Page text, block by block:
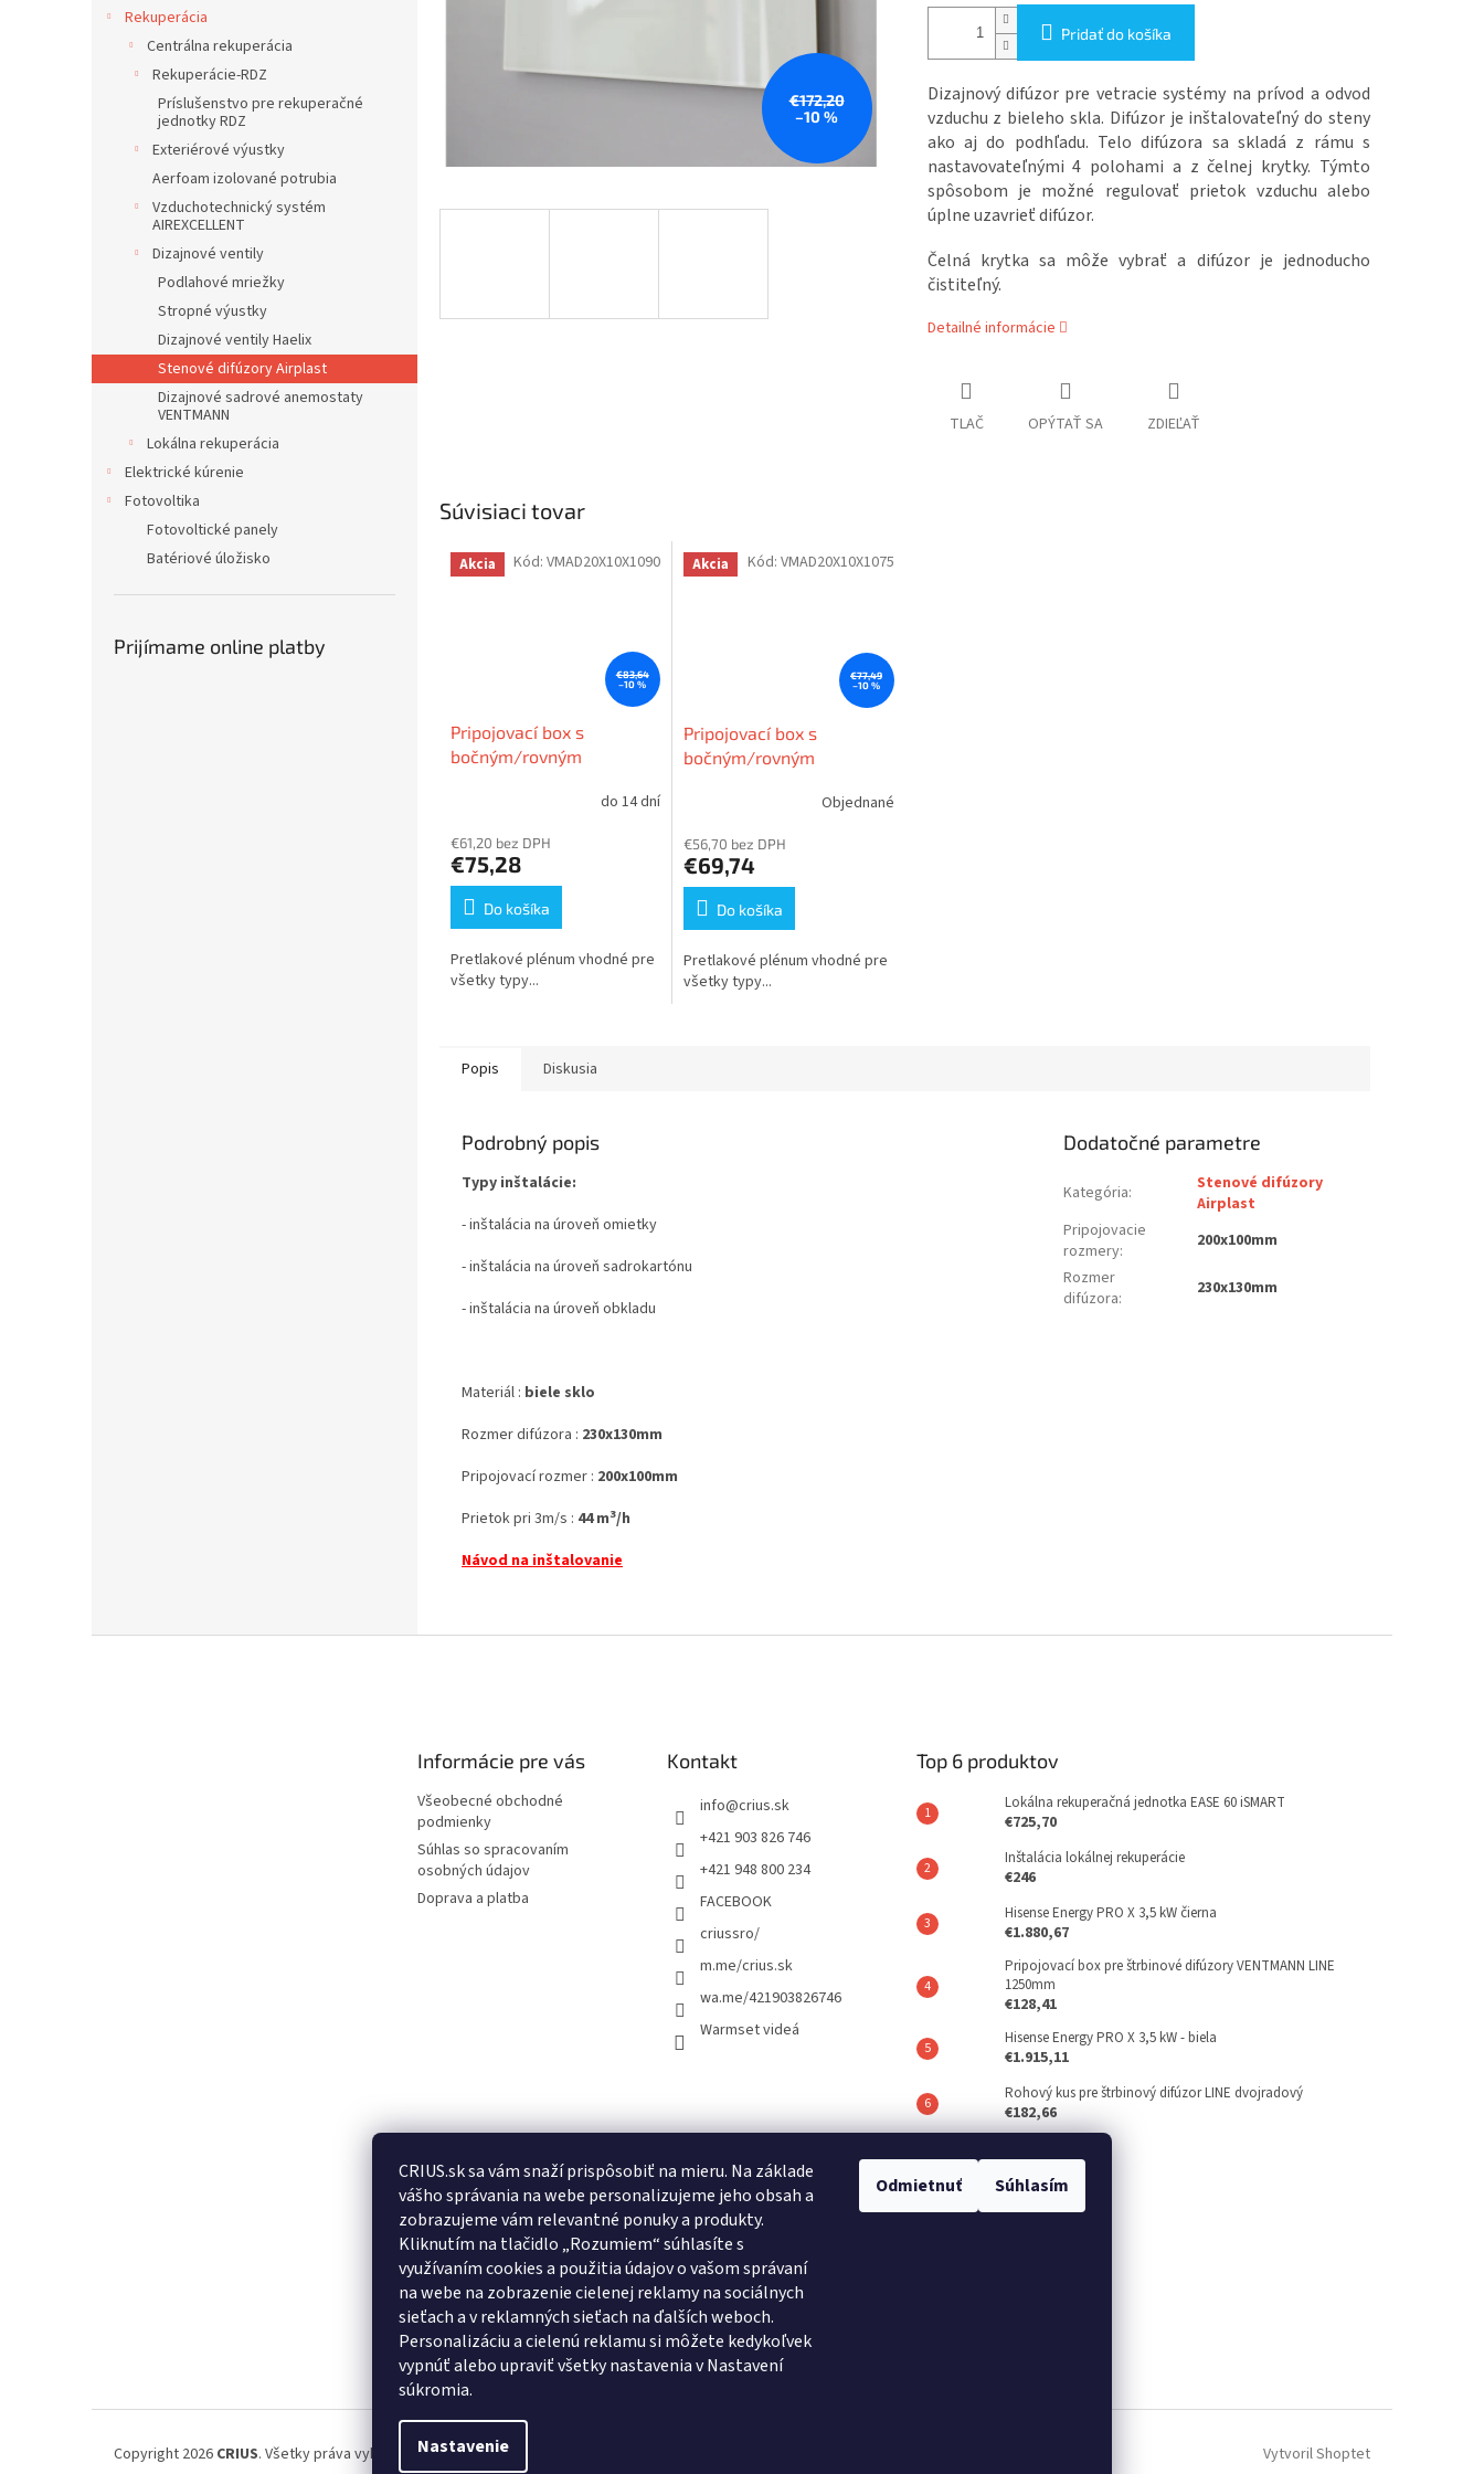
CRIUS.sk sa vám snaží prispôsobiť na mieru. Na základe
vášho správania na webe personalizujeme jeho obsah a
zobrazujeme vám relevantné ponuky a produkty.
Kliknutím na tlačidlo „Rozumiem“ súhlasíte s
využívaním cookies a použitia údajov o vašom správaní
na webe na zobrazenie cielenej reklamy na sociálnych
sieťach a v reklamných sieťach na ďalších weboch.
Personalizáciu a cielenú reklamu si môžete kedykoľvek
vypnúť alebo upraviť všetky nastavenia v Nastavení
súkromia.
Nastavenie
Odmietnuť Súhlasím
Rekuperácia
Centrálna rekuperácia
Rekuperácie-RDZ
Príslušenstvo pre rekuperačné
jednotky RDZ
Exteriérové výustky
Aerfoam izolované potrubia
Vzduchotechnický systém
AIREXCELLENT
Dizajnové ventily
Podlahové mriežky
Stropné výustky
Dizajnové ventily Haelix
Stenové difúzory Airplast
Dizajnové sadrové anemostaty
VENTMANN
Lokálna rekuperácia
Elektrické kúrenie
Fotovoltika
Fotovoltické panely
Batériové úložisko
Prijímame online platby
€172,20
–10 %
Pridať do košíka
Dizajnový difúzor pre vetracie systémy na prívod a odvod
vzduchu z bieleho skla. Difúzor je inštalovateľný do steny
ako aj do podhľadu. Telo difúzora sa skladá z rámu s
nastavovateľnými 4 polohami a z čelnej krytky. Týmto
spôsobom je možné regulovať prietok vzduchu alebo
úplne uzavrieť difúzor.
Čelná krytka sa môže vybrať a difúzor je jednoducho
čistiteľný.
Detailné informácie
TLAČ OPÝTAŤ SA ZDIEĽAŤ
Súvisiaci tovar
Akcia
€83,64
–10 %
Pripojovací box s
bočným/rovným
do 14 dní
€61,20 bez DPH
€75,28
Do košíka
Pretlakové plénum vhodné pre
všetky typy...
Kód: VMAD20X10X1090 Akcia
€77,49
–10 %
Pripojovací box s
bočným/rovným
Objednané
€56,70 bez DPH
€69,74
Do košíka
Pretlakové plénum vhodné pre
všetky typy...
Kód: VMAD20X10X1075
Popis Diskusia
Podrobný popis
Typy inštalácie:
- inštalácia na úroveň omietky
- inštalácia na úroveň sadrokartónu
- inštalácia na úroveň obkladu
Materiál : biele sklo
Rozmer difúzora : 230x130mm
Pripojovací rozmer : 200x100mm
Prietok pri 3m/s : 44 m3/h
Návod na inštalovanie
Dodatočné parametre
Kategória:
Stenové difúzory
Airplast
Pripojovacie
rozmery:
200x100mm
Rozmer
difúzora: 230x130mm
Informácie pre vás
Všeobecné obchodné
podmienky
Súhlas so spracovaním
osobných údajov
Doprava a platba
Kontakt
info@crius.sk
+421 903 826 746
+421 948 800 234
FACEBOOK
criussro/
m.me/crius.sk
wa.me/421903826746
Warmset videá
Top 6 produktov
Lokálna rekuperačná jednotka EASE 60 iSMART
€725,70
Inštalácia lokálnej rekuperácie
€246
Hisense Energy PRO X 3,5 kW čierna
€1.880,67
Pripojovací box pre štrbinové difúzory VENTMANN LINE
1250mm
€128,41
Hisense Energy PRO X 3,5 kW - biela
€1.915,11
Rohový kus pre štrbinový difúzor LINE dvojradový
€182,66
Posledné hodnotenie
produktov
REFLAIR 320 Standard
Hodnotenie produktu je 5 z 5 hviezdičiek.
|
Crius.sk Warmset.sk
Vytvoril Shoptet
Copyright 2026 CRIUS. Všetky práva vyhradené.